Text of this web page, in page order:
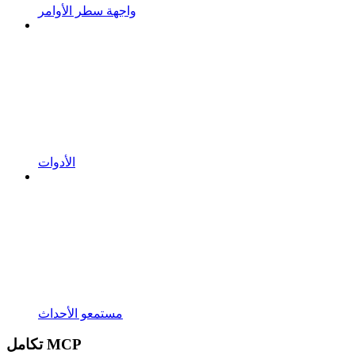
واجهة سطر الأوامر
الأدوات
مستمعو الأحداث
تكامل MCP